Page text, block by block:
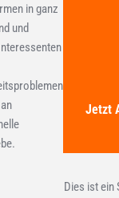
in ganz
und
Jetzt
Dies ist ein